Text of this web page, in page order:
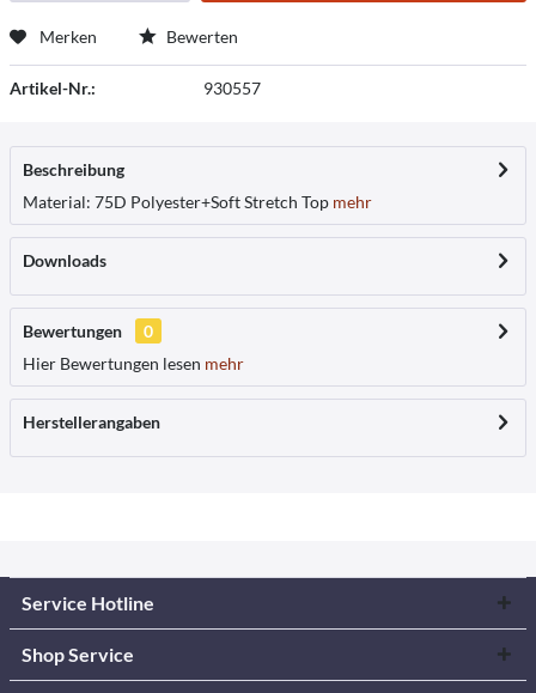
Merken Bewerten
Artikel-Nr.: 930557
Beschreibung
Material: 75D Polyester+Soft Stretch Top mehr
Downloads
Bewertungen
0
Hier Bewertungen lesen mehr
Herstellerangaben
Service Hotline
Shop Service